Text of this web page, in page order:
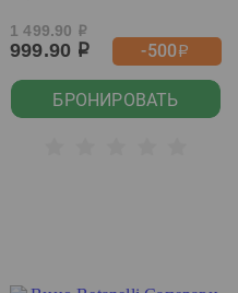
1 499.90 р
999.90 р -500р
БРОНИРОВАТЬ